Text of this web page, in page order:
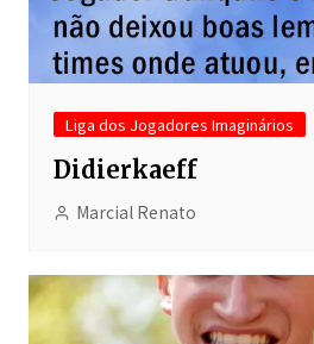
Liga dos Jogadores Imaginários
Didierkaeff
Marcial Renato